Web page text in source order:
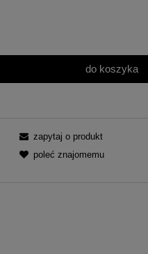
do koszyka
zapytaj o produkt
poleć znajomemu